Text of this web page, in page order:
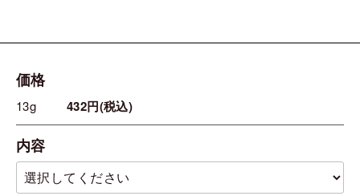
価格
13g 432円(税込)
内容